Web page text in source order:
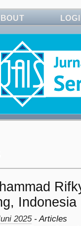
Indonesia
2025- Articles